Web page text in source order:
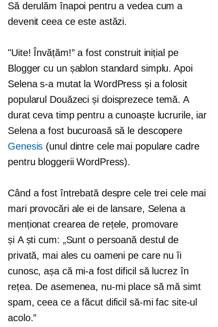
Să derulăm înapoi pentru a vedea cum a
devenit ceea ce este astăzi.
"Uite! Învățăm!” a fost construit inițial pe
Blogger cu un șablon standard simplu. Apoi
Selena s-a mutat la WordPress și a folosit
popularul Douăzeci și doisprezecetemă. A
durat ceva timp pentru a cunoaște lucrurile, iar
Selena a fost bucuroasă să le descopere
Genesis (unul dintre cele mai populare cadre
pentru bloggerii WordPress).
Când a fost întrebată despre cele trei cele mai
mari provocări ale ei de lansare, Selena a
menționat crearea de rețele, promovare
și A ști cum: „Sunt o persoană destul de
privată, mai ales cu oameni pe care nu îi
cunosc, așa că mi-a fost dificil să lucrez în
rețea. De asemenea, nu-mi place să mă simt
spam, ceea ce a făcut dificil să-mi fac site-ul
acolo.”